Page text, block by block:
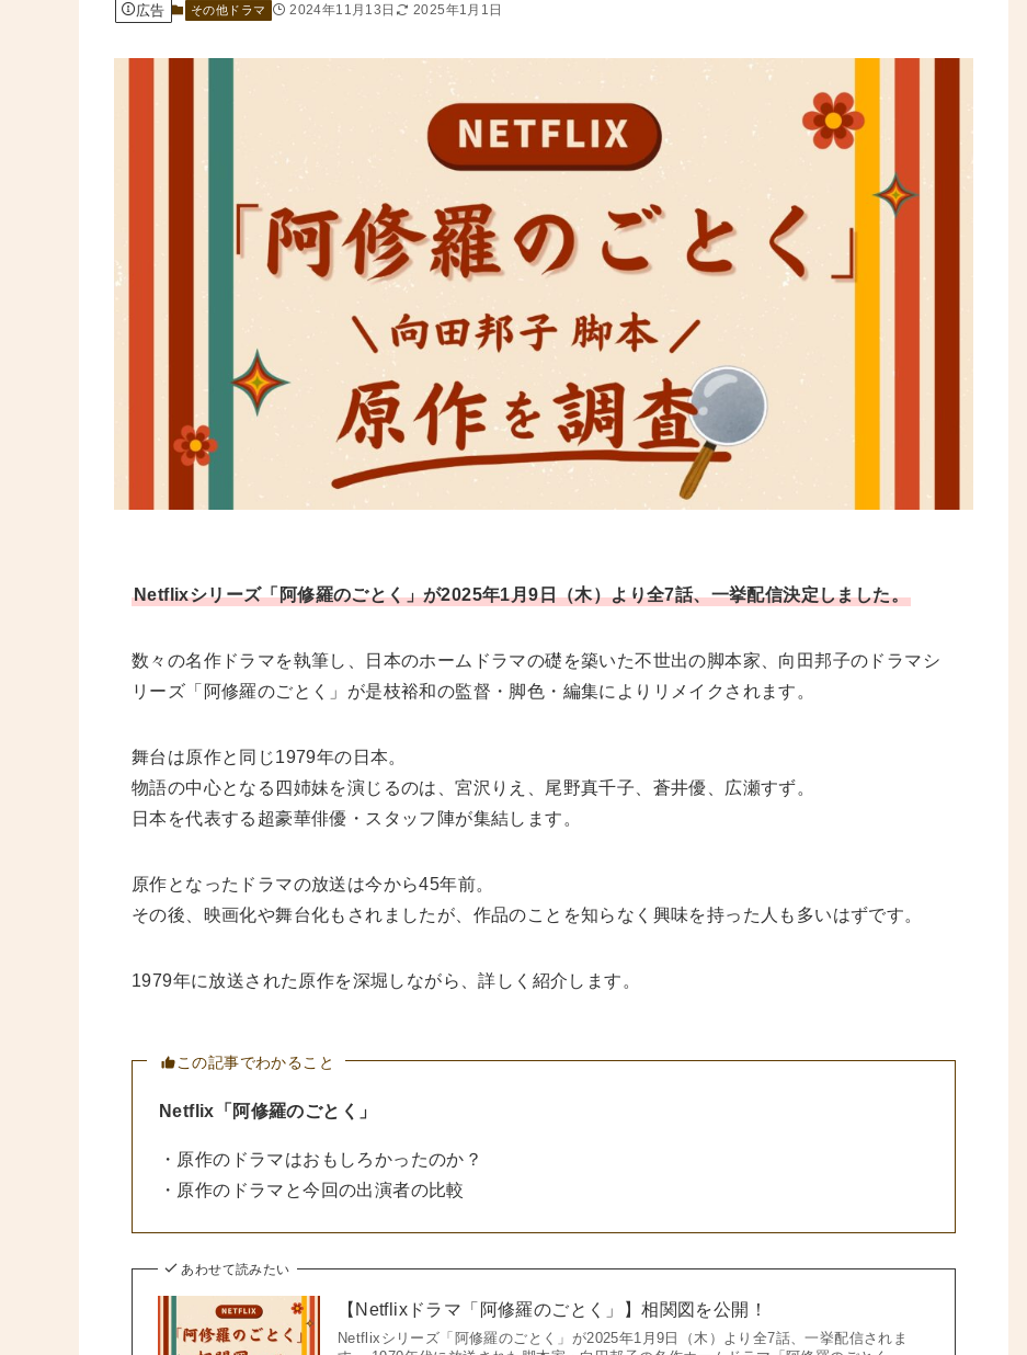
広告 その他ドラマ 2024年11月13日 2025年1月1日
Netflixシリーズ「阿修羅のごとく」が2025年1月9日（木）より全7話、一挙配信決定しました。
数々の名作ドラマを執筆し、日本のホームドラマの礎を築いた不世出の脚本家、向田邦子のドラマシ
リーズ「阿修羅のごとく」が是枝裕和の監督・脚色・編集によりリメイクされます。
舞台は原作と同じ1979年の日本。
物語の中心となる四姉妹を演じるのは、宮沢りえ、尾野真千子、蒼井優、広瀬すず。
日本を代表する超豪華俳優・スタッフ陣が集結します。
原作となったドラマの放送は今から45年前。
その後、映画化や舞台化もされましたが、作品のことを知らなく興味を持った人も多いはずです。
1979年に放送された原作を深堀しながら、詳しく紹介します。
この記事でわかること
Netflix「阿修羅のごとく」
・原作のドラマはおもしろかったのか？
・原作のドラマと今回の出演者の比較
あわせて読みたい
【Netflixドラマ「阿修羅のごとく」】相関図を公開！
Netflixシリーズ「阿修羅のごとく」が2025年1月9日（木）より全7話、一挙配信されま